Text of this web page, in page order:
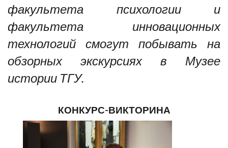
факультета психологии и
факультета инновационных
технологий смогут побывать на
обзорных экскурсиях в Музее
истории ТГУ.
КОНКУРС-ВИКТОРИНА